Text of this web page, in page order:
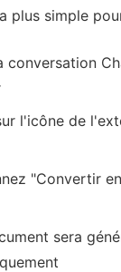
plus simple
conversation
l'icône de
"Convertir
sera